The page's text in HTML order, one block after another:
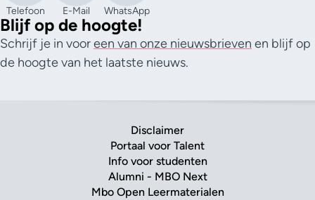
Telefoon E-Mail WhatsApp
Blijf op de hoogte!
Schrijf je in vooreen van onze nieuwsbrieven en blijf op
de hoogte van het laatste nieuws.
Disclaimer
Portaal voor Talent
Info voor studenten
Alumni - MBO Next
Mbo Open Leermaterialen